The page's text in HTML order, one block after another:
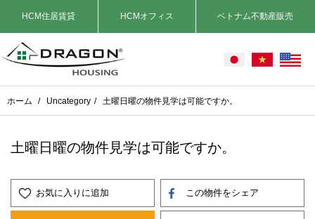
HCM住居賃貸 HCMオフィス ベトナム不動産販売
ホーム / Uncategory / 土曜日曜の物件見学は可能ですか。
土曜日曜の物件見学は可能ですか。
お気に入りに追加 この物件をシェア